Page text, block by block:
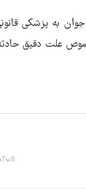
به پزشکی
علت دقیق حادثه